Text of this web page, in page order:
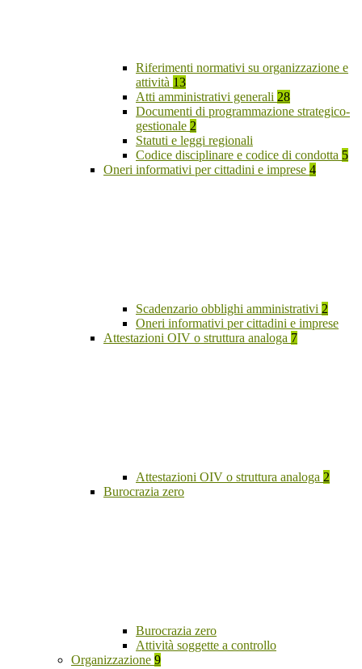
Riferimenti normativi su organizzazione e
attività 13
Atti amministrativi generali 28
Documenti di programmazione strategico-
gestionale 2
Statuti e leggi regionali
Codice disciplinare e codice di condotta 5
Oneri informativi per cittadini e imprese 4
Scadenzario obblighi amministrativi 2
Oneri informativi per cittadini e imprese
Attestazioni OIV o struttura analoga 7
Attestazioni OIV o struttura analoga 2
Burocrazia zero
Burocrazia zero
Attività soggette a controllo
Organizzazione 9